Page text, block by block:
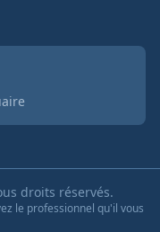
droits réservés.
le professionnel qu'il vous